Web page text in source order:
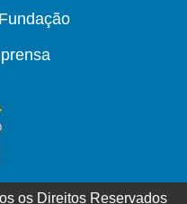
os Direitos Reservados